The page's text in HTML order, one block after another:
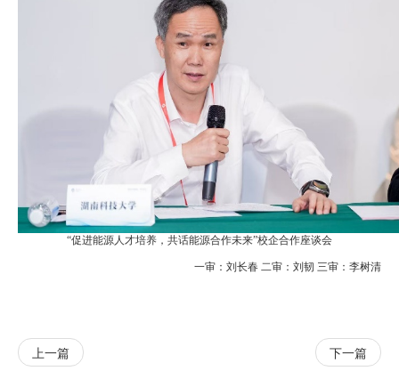
“促进能源人才培养，共话能源合作未来”校企合作座谈会
一审：刘长春 二审：刘韧 三审：李树清
上一篇 下一篇